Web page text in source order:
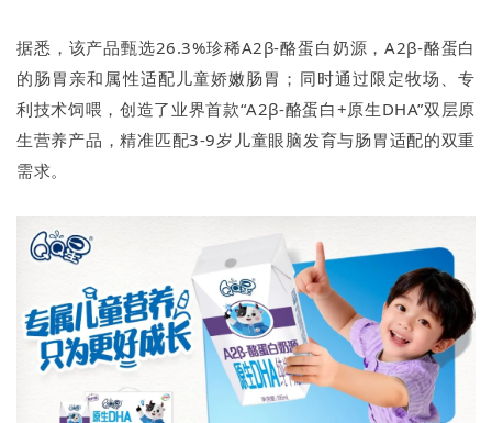
据悉，该产品甄选26.3%珍稀A2β-酪蛋白奶源，A2β-酪蛋白
的肠胃亲和属性适配儿童娇嫩肠胃；同时通过限定牧场、专
利技术饲喂，创造了业界首款“A2β-酪蛋白+原生DHA”双层原
生营养产品，精准匹配3-9岁儿童眼脑发育与肠胃适配的双重
需求。